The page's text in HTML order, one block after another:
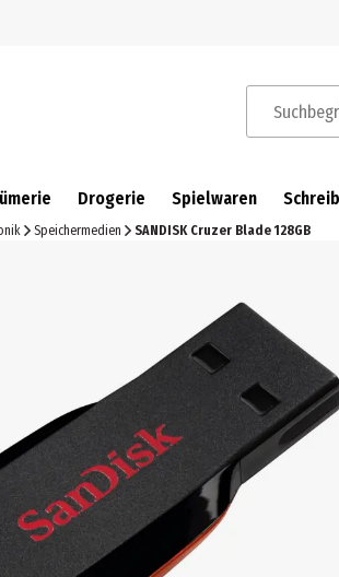
Drogerie Spielwaren
Speichermedien SANDISK Cruzer Blade 128GB